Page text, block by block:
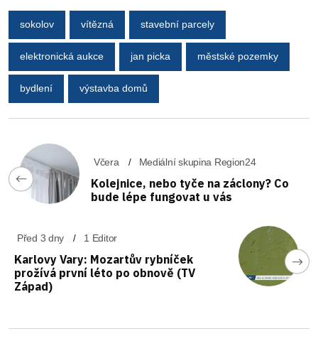
sokolov vítězná stavební parcely
elektronická aukce jan picka městské pozemky
bydlení výstavba domů
Včera Mediální skupina Region24
Kolejnice, nebo tyče na záclony? Co
bude lépe fungovat u vás
Před 3 dny 1 Editor
Karlovy Vary: Mozartův rybníček
prožívá první léto po obnově (TV
Západ)